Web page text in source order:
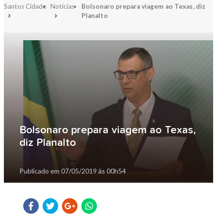
Santos Cidade Notícias
Bolsonaro prepara viagem ao Texas, diz
Planalto
Bolsonaro prepara viagem ao Texas,
diz Planalto
Publicado em 07/05/2019 às 00h54